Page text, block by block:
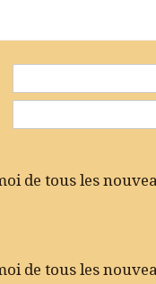
de tous les
de tous les